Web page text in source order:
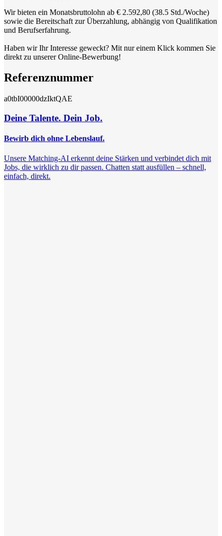
Wir bieten ein Monatsbruttolohn ab € 2.592,80 (38.5 Std./Woche)
sowie die Bereitschaft zur Überzahlung, abhängig von Qualifikation
und Berufserfahrung.
Haben wir Ihr Interesse geweckt? Mit nur einem Klick kommen Sie
direkt zu unserer Online-Bewerbung!
Referenznummer
a0tbI00000dzIktQAE
Deine Talente. Dein Job.
Bewirb dich ohne Lebenslauf.
Unsere Matching-AI erkennt deine Stärken und verbindet dich mit
Jobs, die wirklich zu dir passen. Chatten statt ausfüllen – schnell,
einfach, direkt.